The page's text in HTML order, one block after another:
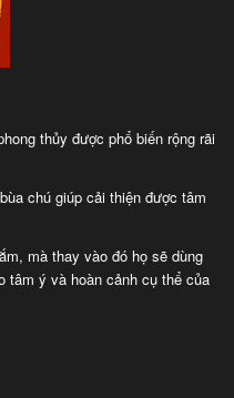
thủy được phổ biến rộng rãi
chú giúp cải thiện được tâm
mà thay vào đó họ sẽ dùng
tâm ý và hoàn cảnh cụ thể của